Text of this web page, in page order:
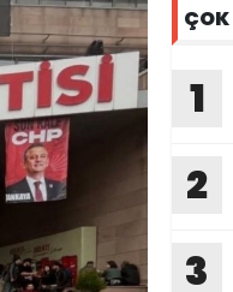
ÇOK
1
2
3